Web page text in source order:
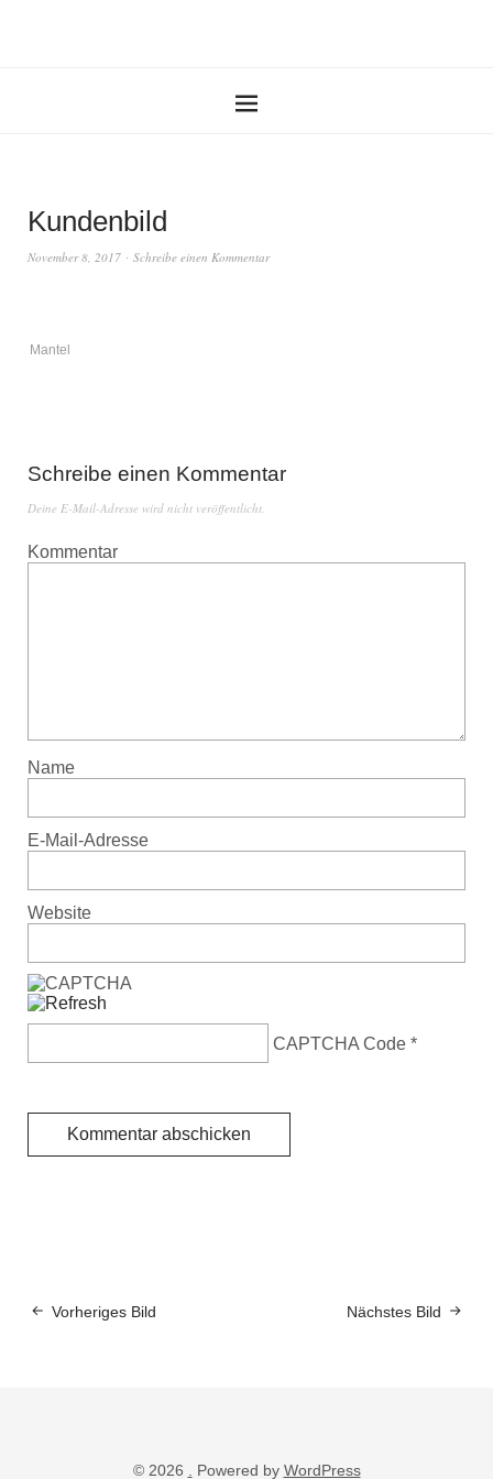
Kundenbild
November 8, 2017 Schreibe einen Kommentar
Mantel
Schreibe einen Kommentar
Deine E-Mail-Adresse wird nicht veröffentlicht.
Kommentar
Name
E-Mail-Adresse
Website
CAPTCHA Code *
Nächstes Bild
Vorheriges Bild
© 2026 Powered by WordPress